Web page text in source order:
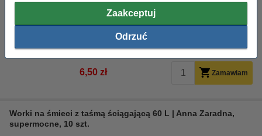
Zaakceptuj
Odrzuć
Kliknij i sprawdź całą specyfikacje
Dostępny
Zamów na wtorek
6,50 zł Zamawiam
Worki na śmieci z taśmą ściągającą 60 L | Anna Zaradna,
supermocne, 10 szt.